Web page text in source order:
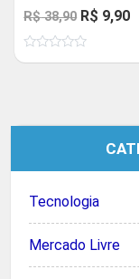
R$38,90 O
preço
original
R$ 9,90O
Tecnologia
Mercado Livre